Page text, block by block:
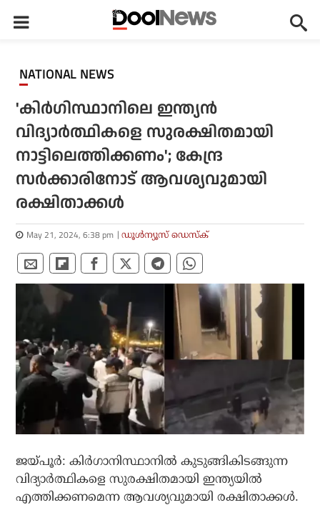
NATIONAL NEWS
'കിര്‍ഗിസ്ഥാനിലെ ഇന്ത്യന്‍
വിദ്യാര്‍ത്ഥികളെ സുരക്ഷിതമായി
നാട്ടിലെത്തിക്കണം'; കേന്ദ്ര
സര്‍ക്കാരിനോട് ആവശ്യവുമായി
രക്ഷിതാക്കള്‍
May 21, 2024, 6:38 pm ഡൂള്‍ന്യൂസ് ഡെസ്‌ക്
ജയ്പൂര്‍: കിര്‍ഗാനിസ്ഥാനില്‍ കുടുങ്ങികിടങ്ങുന്ന
വിദ്യാര്‍ത്ഥികളെ സുരക്ഷിതമായി ഇന്ത്യയില്‍
എത്തിക്കണമെന്ന ആവശ്യവുമായി രക്ഷിതാക്കള്‍.